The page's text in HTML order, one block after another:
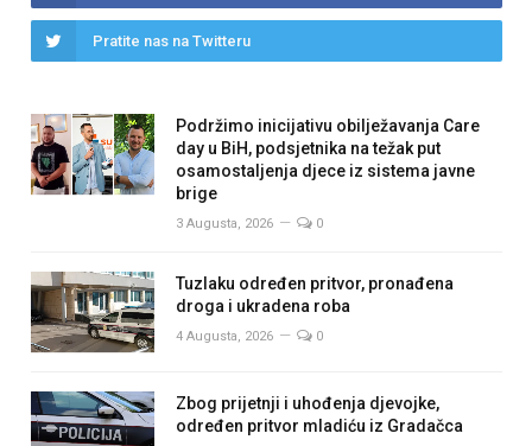
Pratite nas na Twitteru
Podržimo inicijativu obilježavanja Care
day u BiH, podsjetnika na težak put
osamostaljenja djece iz sistema javne
brige
3 Augusta, 2026 0
Tuzlaku određen pritvor, pronađena
droga i ukradena roba
4 Augusta, 2026 0
Zbog prijetnji i uhođenja djevojke,
određen pritvor mladiću iz Gradačca